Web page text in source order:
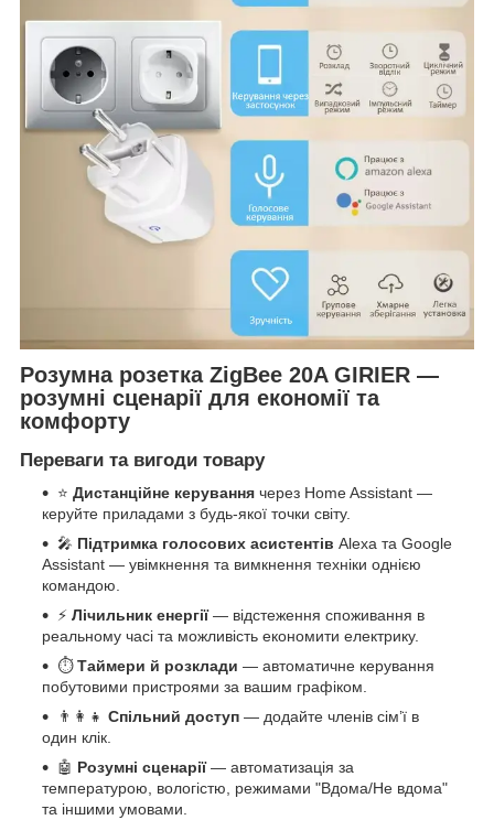
Розумна розетка ZigBee 20A GIRIER —
розумні сценарії для економії та
комфорту
Переваги та вигоди товару
⭐ Дистанційне керування через Home Assistant —
керуйте приладами з будь-якої точки світу.
🎤 Підтримка голосових асистентів Alexa та Google
Assistant — увімкнення та вимкнення техніки однією
командою.
⚡ Лічильник енергії— відстеження споживання в
реальному часі та можливість економити електрику.
⏱️Таймери й розклади — автоматичне керування
побутовими пристроями за вашим графіком.
👨‍👩‍👧 Спільний доступ — додайте членів сім’ї в
один клік.
🤖 Розумні сценарії— автоматизація за
температурою, вологістю, режимами "Вдома/Не вдома"
та іншими умовами.